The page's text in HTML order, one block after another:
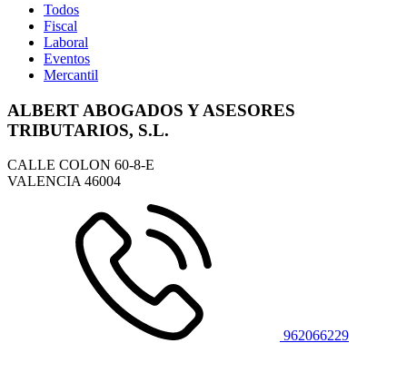
Todos
Fiscal
Laboral
Eventos
Mercantil
ALBERT ABOGADOS Y ASESORES
TRIBUTARIOS, S.L.
CALLE COLON 60-8-E
VALENCIA 46004
962066229